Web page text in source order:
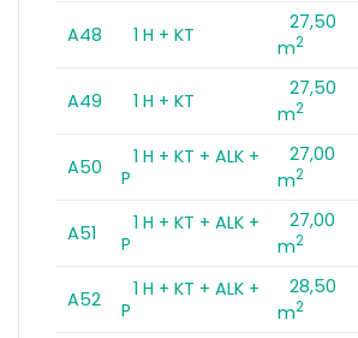
A48 1 H + KT
27,50
m2
A49 1 H + KT
27,50
m2
A50
1 H + KT + ALK +
P
27,00
m2
A51
1 H + KT + ALK +
P
27,00
m2
A52
1 H + KT + ALK +
P
28,50
m2